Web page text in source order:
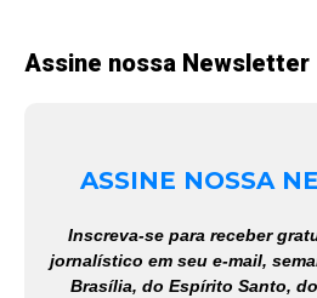
Assine nossa Newsletter
ASSINE NOSSA
Inscreva-se para receber
jornalístico em seu e-mail,
Brasília, do Espírito Santo,